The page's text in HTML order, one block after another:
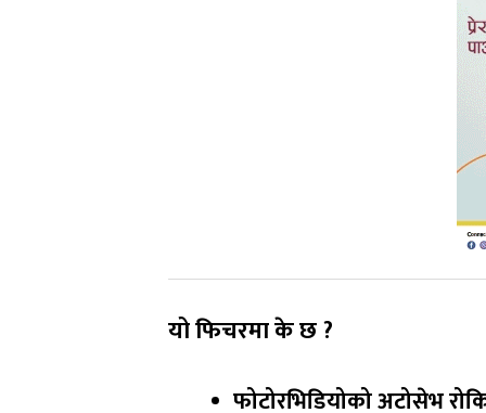
यो फिचरमा के छ ?
फोटोरभिडियोको अटोसेभ